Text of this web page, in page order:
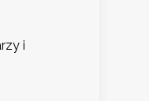
i